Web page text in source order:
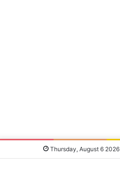
Thursday, August 6 2026